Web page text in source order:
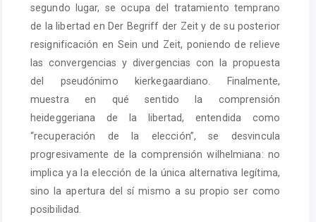
segundo lugar, se ocupa del tratamiento temprano
de la libertad en Der Begriff der Zeit y de su posterior
resignificación en Sein und Zeit, poniendo de relieve
las convergencias y divergencias con la propuesta
del pseudónimo kierkegaardiano. Finalmente,
muestra en qué sentido la comprensión
heideggeriana de la libertad, entendida como
“recuperación de la elección”, se desvincula
progresivamente de la comprensión wilhelmiana: no
implica ya la elección de la única alternativa legítima,
sino la apertura del sí mismo a su propio ser como
posibilidad.